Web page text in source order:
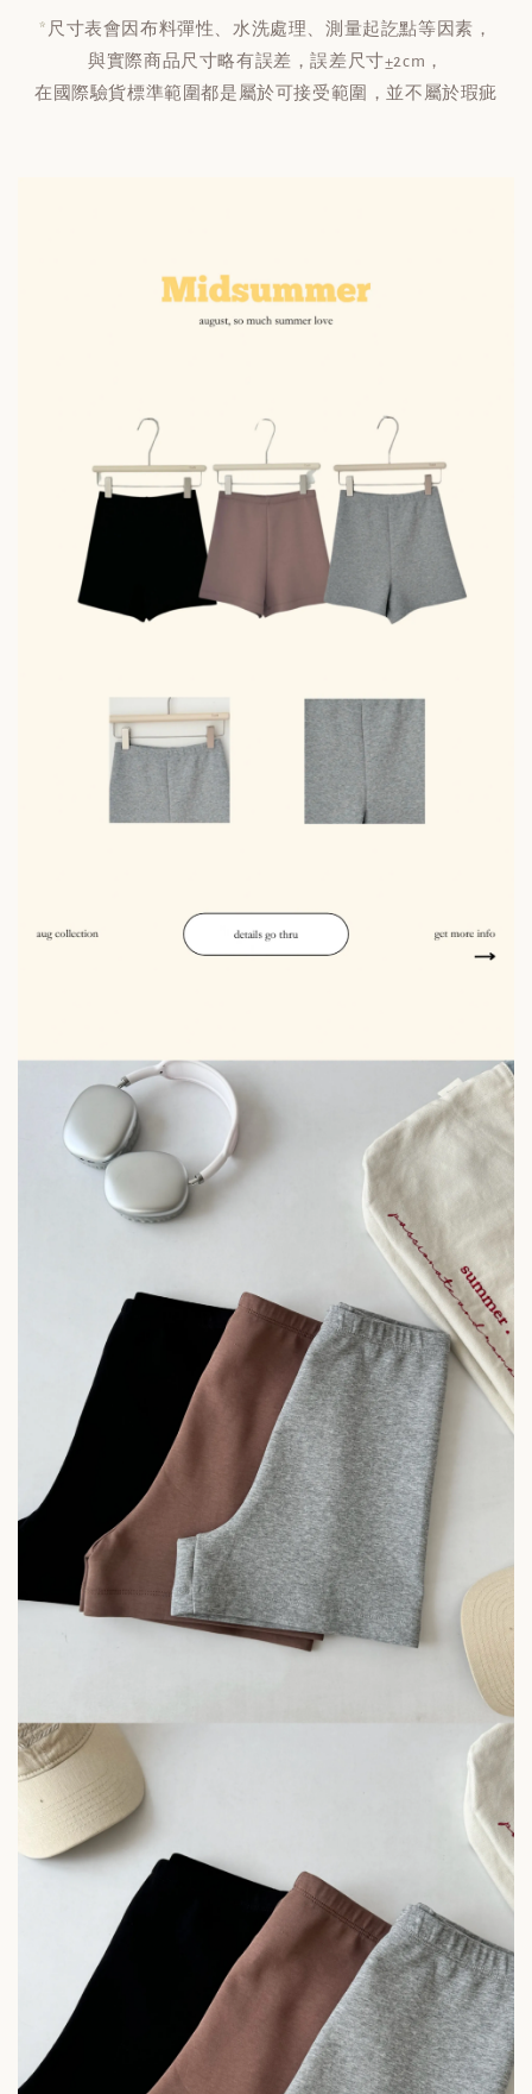
* 尺寸表會因布料彈性、水洗處理、測量起訖點等因素，
與實際商品尺寸略有誤差，誤差尺寸±2cm，
在國際驗貨標準範圍都是屬於可接受範圍，並不屬於瑕疵